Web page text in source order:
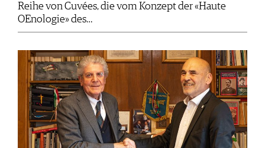
Reihe von Cuvées, die vom Konzept der «Haute
OEnologie» des…